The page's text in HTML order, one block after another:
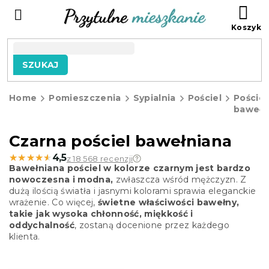
SZUKAJ
Home Pomieszczenia Sypialnia Pościel
Pościel
Czarna pościel bawełniana
★★★★★
★★★★★ 4,5z 18 568 recenzji
Bawełniana pościel w kolorze czarnym jest bardzo
nowoczesna i modna, zwłaszcza wśród mężczyzn. Z
dużą ilością światła i jasnymi kolorami sprawia eleganckie
wrażenie. Co więcej, świetne właściwości bawełny,
takie jak wysoka chłonność, miękkość i
oddychalność, zostaną docenione przez każdego
klienta.